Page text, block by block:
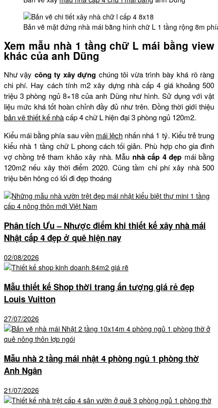
Bản vẽ mặt đứng nhà mái bằng hình chữ L 1 tầng rộng 8m
Xem mẫu nhà 1 tầng chữ L mái bằng view
khác của anh Dũng
Như vậy công ty xây dựng chúng tôi vừa trình bày khá rõ ràng
chi phí. Hay cách tính m2 xây dựng nhà cấp 4 giá khoảng 500
triệu 3 phòng ngủ 8×18 của anh Dũng như hình. Sử dụng với vật
liệu mức khá tốt hoàn chỉnh đầy đủ như trên. Đồng thời giới thiệu
bản vẽ thiết kế nhàcấp 4 chữ L hiện đại 3 phòng ngủ 120m2.
Kiểu mái bằng phía sau viền mái lệch nhấn nhá 1 tý. Kiểu trẻ trung
kiểu nhà 1 tầng chữ L phong cách tối giản. Phù hợp cho gia đình
vợ chồng trẻ tham khảo xây nhà. Mẫu nhà cấp 4 đẹp mái bằng
120m2 nếu xây thời điểm 2020. Cũng tầm chi phí xây nhà 500
triệu bên hông có lối đi đẹp thoáng
Phân tích Ưu – Nhược điểm khi thiết kế xây nhà mái
Nhật cấp 4 đẹp ở quê hiện nay
02/08/2026
Mẫu thiết kế Shop thời trang ấn tượng giá rẻ đẹp
Louis Vuitton
27/07/2026
Mẫu nhà 2 tầng mái nhật 4 phòng ngủ 1 phòng thờ
Anh Ngân
21/07/2026